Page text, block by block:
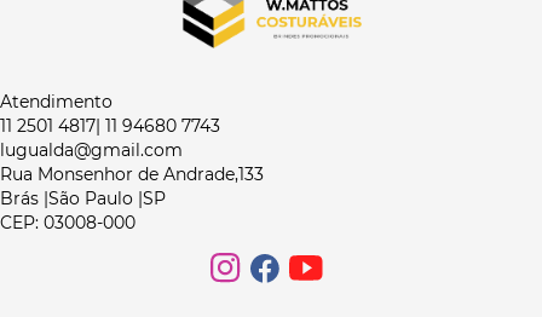
Atendimento
11 2501 4817| 11 94680 7743
lugualda@gmail.com
Rua Monsenhor de Andrade,133
Brás |São Paulo |SP
CEP: 03008-000